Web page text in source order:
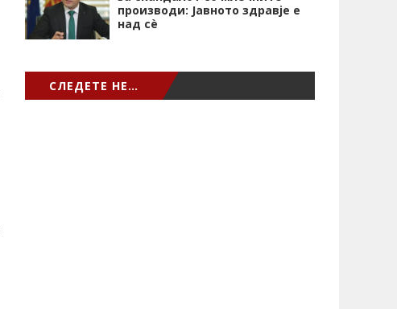
производи: Јавното здравје е
над сѐ
СЛЕДЕТЕ НЕ…